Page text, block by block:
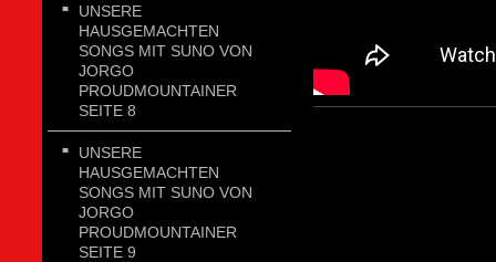
UNSERE
HAUSGEMACHTEN
SONGS MIT SUNO VON
JORGO
PROUDMOUNTAINER
SEITE 8
UNSERE
HAUSGEMACHTEN
SONGS MIT SUNO VON
JORGO
PROUDMOUNTAINER
SEITE 9